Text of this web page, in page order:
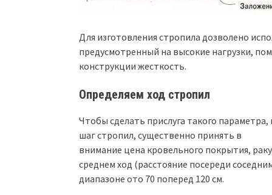
Для изготовления стропила дозволено
предусмотренный на высокие нагрузки,
конструкции жесткость.
Определяем ход стропил
Чтобы сделать прислуга такого параметра,
шаг стропил, существенно принять в
внимание цена кровельного покрытия,
среднем ход (расстояние посереди
диапазоне ото 70 поперед 120 см.